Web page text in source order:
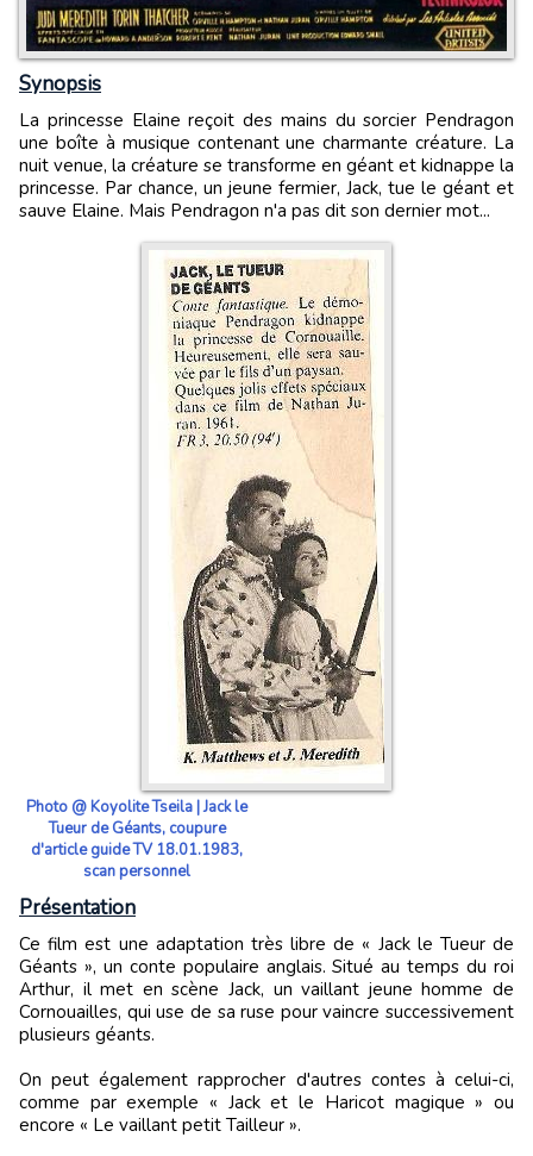
Synopsis
La princesse Elaine reçoit des mains du sorcier Pendragon
une boîte à musique contenant une charmante créature. La
nuit venue, la créature se transforme en géant et kidnappe la
princesse. Par chance, un jeune fermier, Jack, tue le géant et
sauve Elaine. Mais Pendragon n'a pas dit son dernier mot...
Photo @ Koyolite Tseila | Jack le
Tueur de Géants, coupure
d'article guide TV 18.01.1983,
scan personnel
Présentation
Ce film est une adaptation très libre de « Jack le Tueur de
Géants », un conte populaire anglais. Situé au temps du roi
Arthur, il met en scène Jack, un vaillant jeune homme de
Cornouailles, qui use de sa ruse pour vaincre successivement
plusieurs géants.
On peut également rapprocher d'autres contes à celui-ci,
comme par exemple « Jack et le Haricot magique » ou
encore « Le vaillant petit Tailleur ».